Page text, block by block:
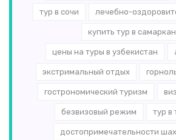
тур в сочи лечебно-
купить тур в
цены на туры в узбекистан
экстримальный отдых
гострономический туризм
безвизовый режим тур в
достопримечательности